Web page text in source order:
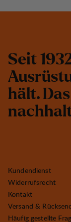
Seit 193
Ausrüst
hält. Das
nachhal
Kundendienst
Widerrufsrecht
Kontakt
Versand &
Häufig gestellte